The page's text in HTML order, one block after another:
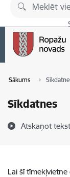
Pāriet uz lapas
Sākums
Sīkdatnes
Atskaņot
Lai šī